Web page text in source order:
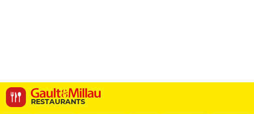
RESTAURANTS
Korus
73 Rue Amelot, 75011 Paris, France